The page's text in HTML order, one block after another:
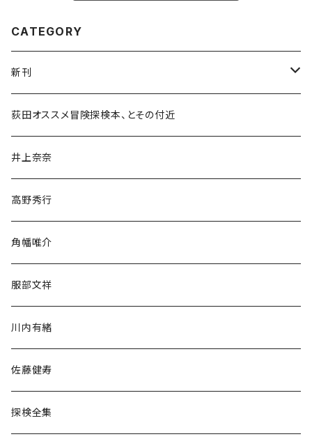
CATEGORY
新刊
和書
文学・小説・物語
随筆・ノンフィクション・その他
民族・風習
言語・ことば
荻田オススメ冒険探検本、とその付近
井上奈奈
高野秀行
角幡唯介
服部文祥
川内有緒
佐藤健寿
探検全集